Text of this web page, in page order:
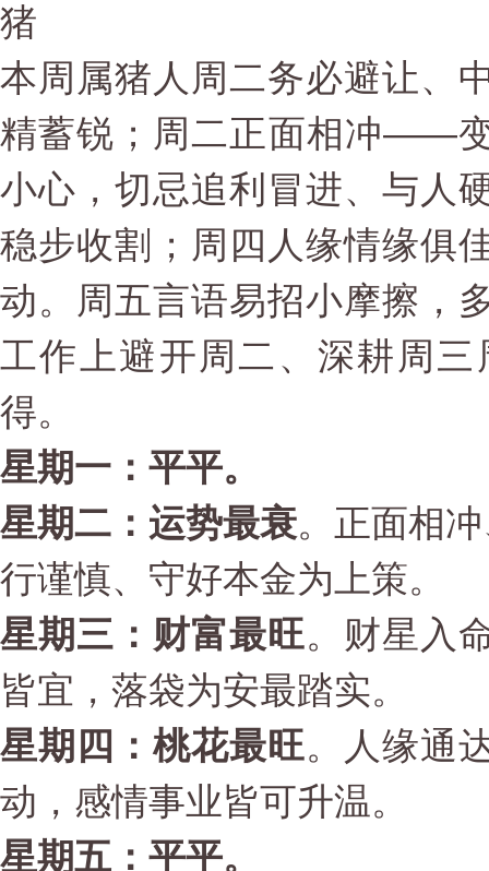
猪
本周属猪人周二务必避让、
精蓄锐；周二正面相冲——
小心，切忌追利冒进、与人
稳步收割；周四人缘情缘俱
动。周五言语易招小摩擦，
工作上避开周二、深耕周
得。
星期一：平平。
星期二：运势最衰。正面相
行谨慎、守好本金为上策。
星期三：财富最旺。财星入
皆宜，落袋为安最踏实。
星期四：桃花最旺。人缘通
动，感情事业皆可升温。
星期五：平平。